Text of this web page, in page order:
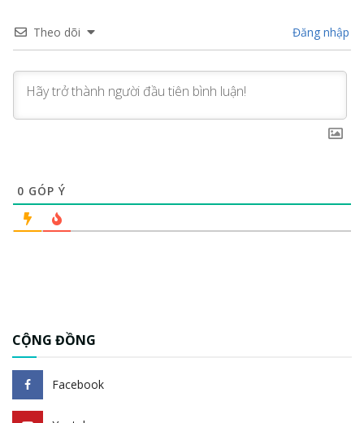
Theo dõi Đăng nhập
0 GÓP Ý
CỘNG ĐỒNG
Facebook